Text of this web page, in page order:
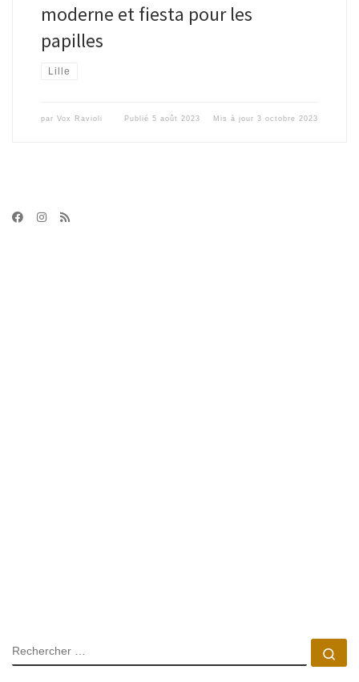
moderne et fiesta pour les
papilles
Lille
par Vox Ravioli Publié5 août 2023 Mis à jour3 octobre 2023
SEARCH